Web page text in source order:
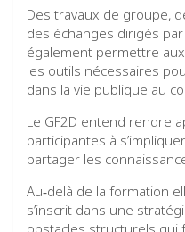
Des travaux de groupe,
des échanges dirigés
également permettre
les outils nécessaires
dans la vie publique au
Le GF2D entend rendre
participantes à
partager les
Au‑delà de la formation
s’inscrit dans une
obstacles structurels qui